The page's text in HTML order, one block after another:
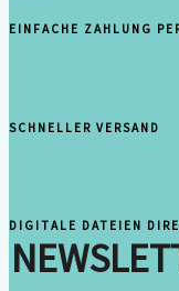
EINFACHE ZAHLUNG
SCHNELLER VERSAND
DIGITALE DATEIEN